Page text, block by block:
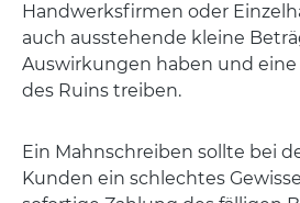
Handwerksfirmen oder
auch ausstehende kleine
Auswirkungen haben und eine
des Ruins treiben.
Ein Mahnschreiben sollte bei
Kunden ein schlechtes